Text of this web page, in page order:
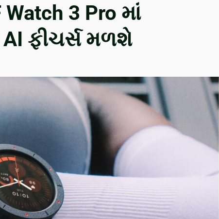
3 Pro માં
ફીચર્સ મળશે